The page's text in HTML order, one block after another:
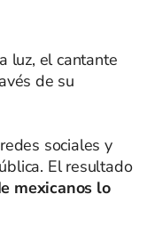
luz, el cantante
de su
sociales y
El resultado
mexicanos lo